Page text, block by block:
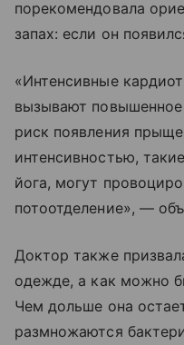
порекомендовала
запах: если он
«Интенсивные
вызывают
риск появления
интенсивностью,
йога, могут
потоотделение», —
Доктор также
одежде, а как можно
Чем дольше она
размножаются